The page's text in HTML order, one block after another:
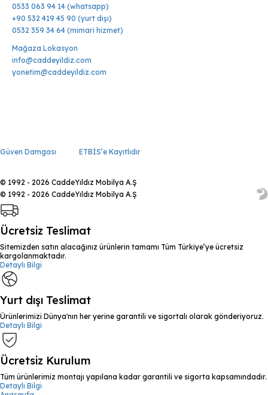
0533 063 94 14 (whatsapp)
+90 532 419 45 90 (yurt dışı)
0532 359 34 64 (mimari hizmet)
Mağaza Lokasyon
info@caddeyildiz.com
yonetim@caddeyildiz.com
Güven Damgası ETBİS’e Kayıtlıdır
© 1992 - 2026 CaddeYıldız Mobilya A.Ş
© 1992 - 2026 CaddeYıldız Mobilya A.Ş
Ücretsiz Teslimat
Sitemizden satın alacağınız ürünlerin tamamı Tüm Türkiye’ye ücretsiz
kargolanmaktadır.
Detaylı Bilgi
Yurt dışı Teslimat
Ürünlerimizi Dünya'nın her yerine garantili ve sigortalı olarak gönderiyoruz.
Detaylı Bilgi
Ücretsiz Kurulum
Tüm ürünlerimiz montajı yapılana kadar garantili ve sigorta kapsamındadır.
Detaylı Bilgi